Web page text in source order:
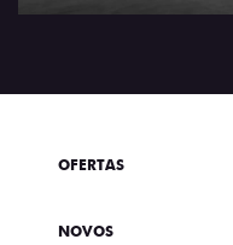
OFERTAS
NOVOS